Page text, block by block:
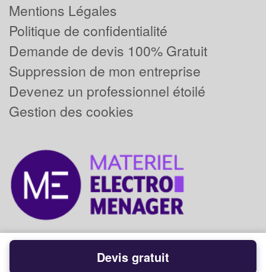
Mentions Légales
Politique de confidentialité
Demande de devis 100% Gratuit
Suppression de mon entreprise
Devenez un professionnel étoilé
Gestion des cookies
Powered byPlus que pro
Devis gratuit